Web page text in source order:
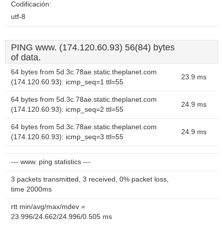
Codificación:
utf-8
PING www. (174.120.60.93) 56(84) bytes
of data.
64 bytes from 5d.3c.78ae.static.theplanet.com
(174.120.60.93): icmp_seq=1 ttl=55
23.9 ms
64 bytes from 5d.3c.78ae.static.theplanet.com
(174.120.60.93): icmp_seq=2 ttl=55
24.9 ms
64 bytes from 5d.3c.78ae.static.theplanet.com
(174.120.60.93): icmp_seq=3 ttl=55
24.9 ms
--- www. ping statistics ---
3 packets transmitted, 3 received, 0% packet loss,
time 2000ms
rtt min/avg/max/mdev =
23.996/24.662/24.996/0.505 ms